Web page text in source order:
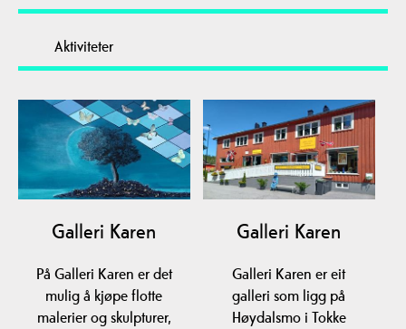
Aktiviteter
Galleri Karen
På Galleri Karen er det
mulig å kjøpe flotte
malerier og skulpturer,
Galleri Karen
Galleri Karen er eit
galleri som ligg på
Høydalsmo i Tokke